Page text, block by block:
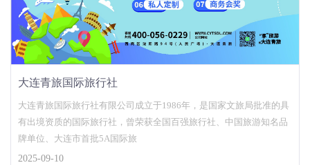
大连青旅国际旅行社
大连青旅国际旅行社有限公司成立于1986年，是国家文旅局批准的具
有出境资质的国际旅行社，曾荣获全国百强旅行社、中国旅游知名品
牌单位、大连市首批5A国际旅
2025-09-10